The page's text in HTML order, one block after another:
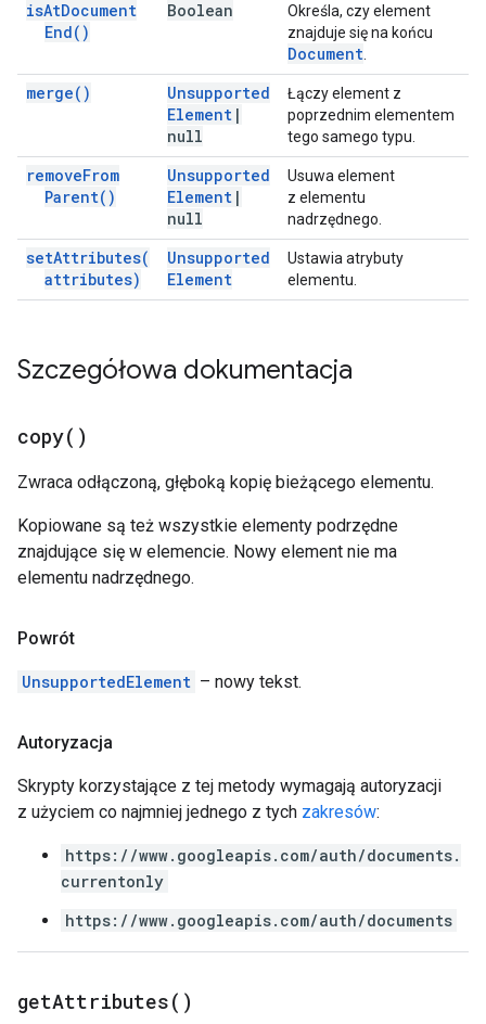
isAtDocument
End( )
Boolean
Określa, czy element
znajduje się na końcu
Document
merge( )
Unsupported
Element |
null
Łączy element z
poprzednim elementem
tego samego typu.
removeFrom
Parent( )
Unsupported
Element |
null
Usuwa element
z elementu
nadrzędnego.
setAttributes(
attributes)
Unsupported
Element
Ustawia atrybuty
elementu.
Szczegółowa dokumentacja
copy( )
Zwraca odłączoną, głęboką kopię bieżącego elementu.
Kopiowane są też wszystkie elementy podrzędne
znajdujące się w elemencie. Nowy element nie ma
elementu nadrzędnego.
Powrót
UnsupportedElement – nowy tekst.
Autoryzacja
Skrypty korzystające z tej metody wymagają autoryzacji
z użyciem co najmniej jednego z tych zakresów:
https://www.googleapis.com/auth/documents.
currentonly
https://www.googleapis.com/auth/documents
getAttributes( )